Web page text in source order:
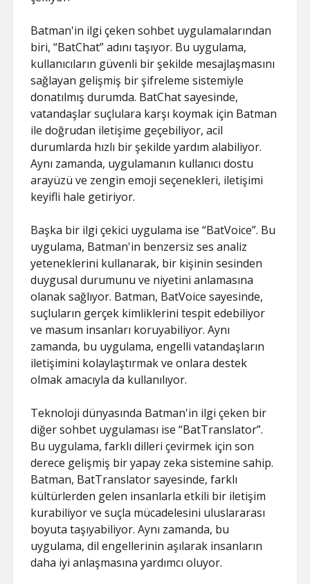
Batman'in ilgi çeken sohbet uygulamalarından
biri, “BatChat” adını taşıyor. Bu uygulama,
kullanıcıların güvenli bir şekilde mesajlaşmasını
sağlayan gelişmiş bir şifreleme sistemiyle
donatılmış durumda. BatChat sayesinde,
vatandaşlar suçlulara karşı koymak için Batman
ile doğrudan iletişime geçebiliyor, acil
durumlarda hızlı bir şekilde yardım alabiliyor.
Aynı zamanda, uygulamanın kullanıcı dostu
arayüzü ve zengin emoji seçenekleri, iletişimi
keyifli hale getiriyor.
Başka bir ilgi çekici uygulama ise “BatVoice”. Bu
uygulama, Batman'in benzersiz ses analiz
yeteneklerini kullanarak, bir kişinin sesinden
duygusal durumunu ve niyetini anlamasına
olanak sağlıyor. Batman, BatVoice sayesinde,
suçluların gerçek kimliklerini tespit edebiliyor
ve masum insanları koruyabiliyor. Aynı
zamanda, bu uygulama, engelli vatandaşların
iletişimini kolaylaştırmak ve onlara destek
olmak amacıyla da kullanılıyor.
Teknoloji dünyasında Batman'in ilgi çeken bir
diğer sohbet uygulaması ise “BatTranslator”.
Bu uygulama, farklı dilleri çevirmek için son
derece gelişmiş bir yapay zeka sistemine sahip.
Batman, BatTranslator sayesinde, farklı
kültürlerden gelen insanlarla etkili bir iletişim
kurabiliyor ve suçla mücadelesini uluslararası
boyuta taşıyabiliyor. Aynı zamanda, bu
uygulama, dil engellerinin aşılarak insanların
daha iyi anlaşmasına yardımcı oluyor.